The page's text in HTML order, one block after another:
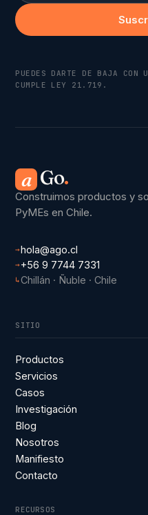
PUEDES DARTE DE BAJA CON
CUMPLE LEY 21.719.
a Go.
Construimos productos y
PyMEs en Chile.
→hola@ago.cl
→ +56 9 7744 7331
↳Chillán · Ñuble · Chile
SITIO
Productos
Servicios
Casos
Investigación
Blog
Nosotros
Manifiesto
Contacto
RECURSOS